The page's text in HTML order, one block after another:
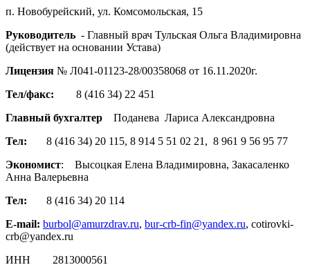
п. Новобурейский, ул. Комсомольская, 15
Руководитель - Главный врач Тульская Ольга Владимировна
(действует на основании Устава)
Лицензия № Л041-01123-28/00358068 от 16.11.2020г.
Тел/факс: 8 (416 34) 22 451
Главный бухгалтер Поданева Лариса Александровна
Тел: 8 (416 34) 20 115, 8 914 5 51 02 21, 8 961 9 56 95 77
Экономист: Высоцкая Елена Владимировна, Закасаленко
Анна Валерьевна
Тел: 8 (416 34) 20 114
E-mail: burbol@amurzdrav.ru, bur-crb-fin@yandex.ru, cotirovki-
crb@yandex.ru
ИНН 2813000561